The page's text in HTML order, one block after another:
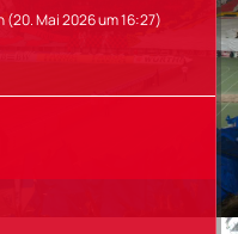
(20. Mai 2026 um 16:27)